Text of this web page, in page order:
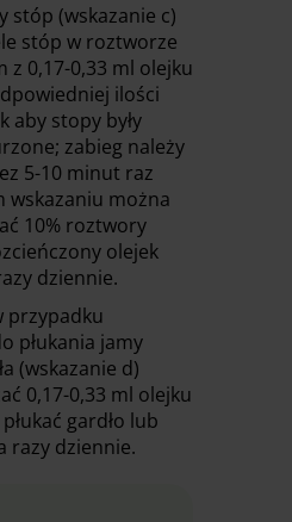
stóp (wskazanie c)
stóp w roztworze
z 0,17-0,33 ml olejku
ilości
aby stopy były
zabieg należy
5-10 minut raz
wskazaniu można
10% roztwory
olejek
dziennie.
przypadku
płukania jamy
(wskazanie d)
0,17-0,33 ml olejku
gardło lub
razy dziennie.